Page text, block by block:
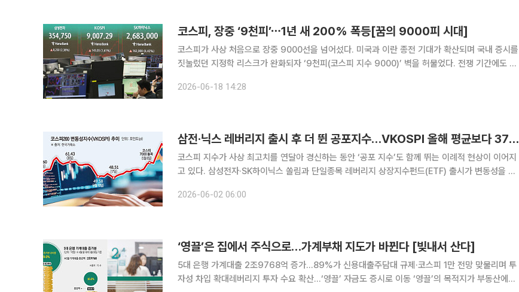
코스피, 장중 ‘9천피’⋯1년 새 200% 폭등[꿈의 9000피 시대]
코스피가 사상 처음으로 장중 9000선을 넘어섰다. 미국과 이란 종전 기대가 확산되며 국내 증시를
짓눌렀던 지정학 리스크가 완화되자 ‘9천피(코스피 지수 9000)’ 벽을 허물었다. 전쟁 기간에도 반
바꿨다. 18일 한국거래소에 따르면 코스피는 이날 낮 12
2026-06-18 14:28
삼전·닉스 레버리지 출시 후 더 뛴 공포지수…VKOSPI 올해 평균보다 37%↑
코스피 지수가 사상 최고치를 연달아 경신하는 동안 ‘공포 지수’도 함께 뛰는 이례적 현상이 이어지
고 있다. 삼성전자·SK하이닉스 쏠림과 단일종목 레버리지 상장지수펀드(ETF) 출시가 변동성을 키
보다 37% 높은 수준에서 움직이며 불안한 불장의 단면을 보여주
2026-06-02 06:00
‘영끌’은 집에서 주식으로…가계부채 지도가 바뀐다 [빚내서 산다]
5대 은행 가계대출 2조9768억 증가…89%가 신용대출주담대 규제·코스피 1만 전망 맞물리며 투
자성 차입 확대레버리지 투자 수요 확산…‘영끌’ 자금도 증시로 이동 ‘영끌’의 목적지가 부동산에서